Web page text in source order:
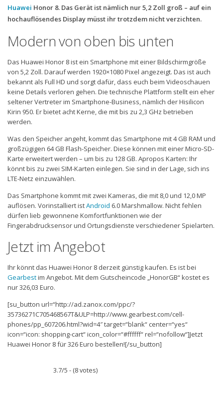
Huawei Honor 8. Das Gerät ist nämlich nur 5,2 Zoll groß – auf ein
hochauflösendes Display müsst ihr trotzdem nicht verzichten.
Modern von oben bis unten
Das Huawei Honor 8 ist ein Smartphone mit einer Bildschirmgröße
von 5,2 Zoll. Darauf werden 1920×1080 Pixel angezeigt. Das ist auch
bekannt als Full HD und sorgt dafür, dass euch beim Videoschauen
keine Details verloren gehen. Die technische Plattform stellt ein eher
seltener Vertreter im Smartphone-Business, nämlich der Hisilicon
Kirin 950. Er bietet acht Kerne, die mit bis zu 2,3 GHz betrieben
werden.
Was den Speicher angeht, kommt das Smartphone mit 4 GB RAM und
großzügigen 64 GB Flash-Speicher. Diese können mit einer Micro-SD-
Karte erweitert werden – um bis zu 128 GB. Apropos Karten: Ihr
könnt bis zu zwei SIM-Karten einlegen. Sie sind in der Lage, sich ins
LTE-Netz einzuwählen.
Das Smartphone kommt mit zwei Kameras, die mit 8,0 und 12,0 MP
auflösen. Vorinstalliert istAndroid 6.0 Marshmallow. Nicht fehlen
dürfen lieb gewonnene Komfortfunktionen wie der
Fingerabdrucksensor und Ortungsdienste verschiedener Spielarten.
Jetzt im Angebot
Ihr könnt das Huawei Honor 8 derzeit günstig kaufen. Es ist bei
Gearbestim Angebot. Mit dem Gutscheincode „HonorGB“ kostet es
nur 326,03 Euro.
[su_button url=“http://ad.zanox.com/ppc/?
35736271C705468567T&ULP=http://www.gearbest.com/cell-
phones/pp_607206.html?wid=4″ target=“blank“ center=“yes“
icon=“icon: shopping-cart“ icon_color=“#ffffff“ rel=“nofollow“]Jetzt
Huawei Honor 8 für 326 Euro bestellen![/su_button]
3.7/5 - (8 votes)